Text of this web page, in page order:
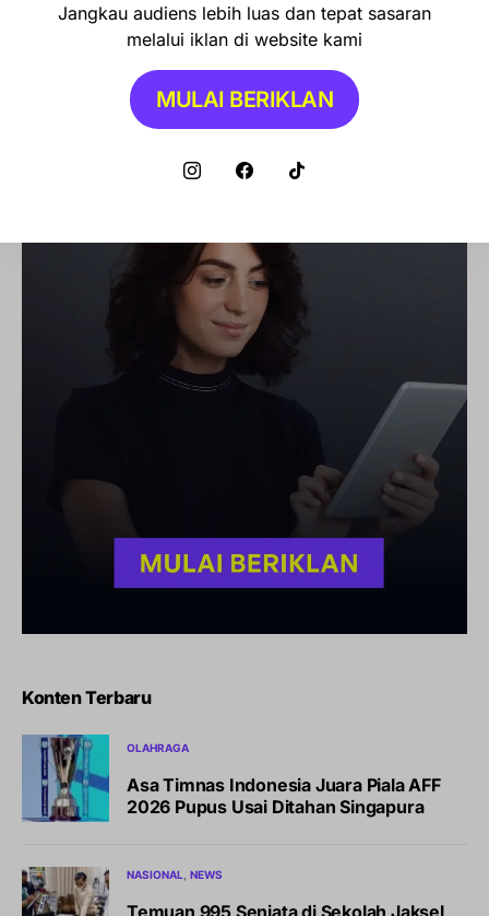
Konten Terbaru
OLAHRAGA
Asa Timnas Indonesia Juara Piala AFF
2026 Pupus Usai Ditahan Singapura
NASIONAL NEWS
Jangkau audiens lebih luas dan tepat sasaran
melalui iklan di website kami
MULAI BERIKLAN